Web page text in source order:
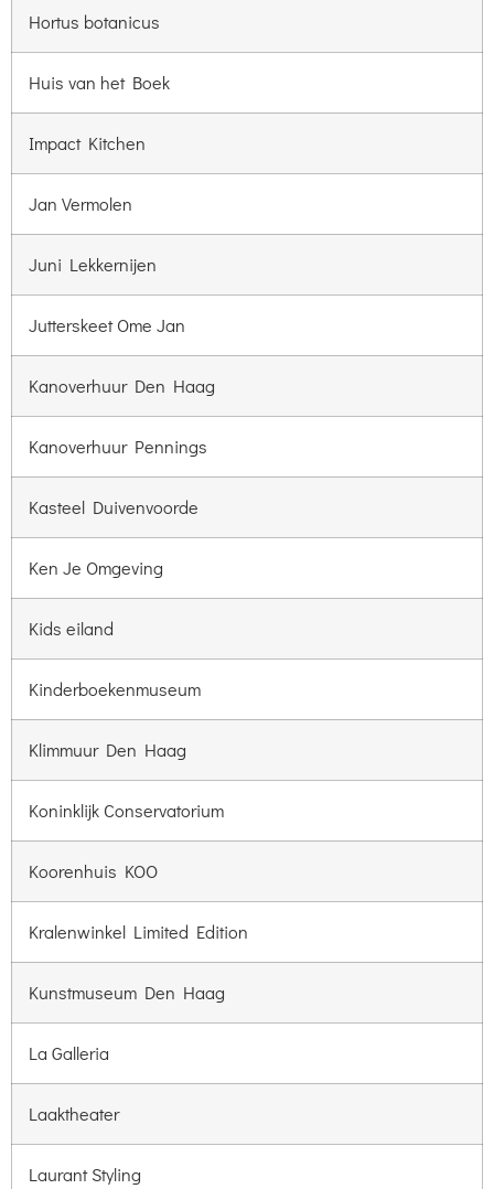
Hortus botanicus
Huis van het Boek
Impact Kitchen
Jan Vermolen
Juni Lekkernijen
Jutterskeet Ome Jan
Kanoverhuur Den Haag
Kanoverhuur Pennings
Kasteel Duivenvoorde
Ken Je Omgeving
Kids eiland
Kinderboekenmuseum
Klimmuur Den Haag
Koninklijk Conservatorium
Koorenhuis KOO
Kralenwinkel Limited Edition
Kunstmuseum Den Haag
La Galleria
Laaktheater
Laurant Styling